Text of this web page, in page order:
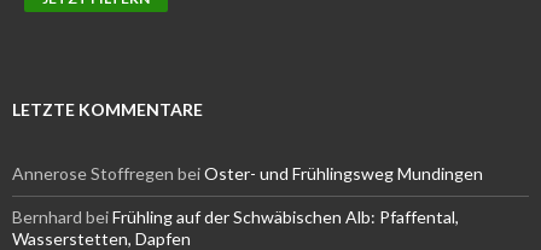
LETZTE KOMMENTARE
Annerose Stoffregen beiOster- und Frühlingsweg Mundingen
Bernhard beiFrühling auf der Schwäbischen Alb: Pfaffental,
Wasserstetten, Dapfen